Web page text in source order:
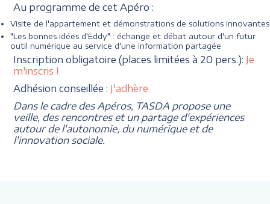
Au programme de cet Apéro :
Visite de l'appartement et démonstrations de solutions innovantes
"Les bonnes idées d'Eddy" : échange et débat autour d'un futur
outil numérique au service d'une information partagée
Inscription obligatoire (places limitées à 20 pers.): Je
m'inscris !
Adhésion conseillée : J'adhère
Dans le cadre des Apéros, TASDA propose une
veille, des rencontres et un partage d'expériences
autour de l'autonomie, du numérique et de
l'innovation sociale.